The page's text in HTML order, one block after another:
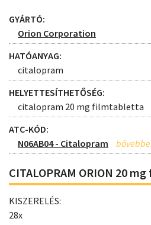
GYÁRTÓ:
Orion Corporation
HATÓANYAG:
citalopram
HELYETTESÍTHETŐSÉG:
citalopram 20 mg filmtabletta
ATC-KÓD:
N06AB04 - Citalopram
CITALOPRAM ORION 20
KISZERELÉS:
28x